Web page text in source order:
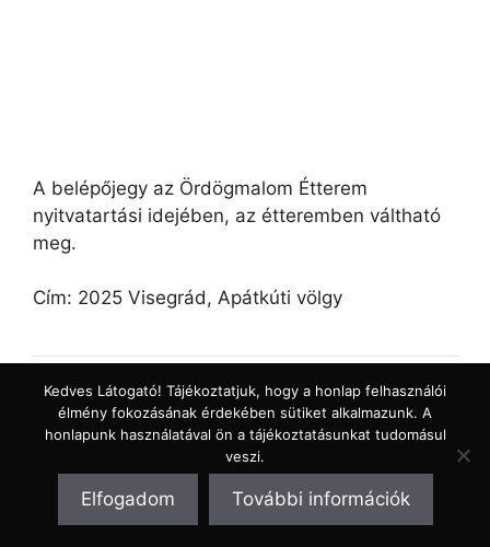
A belépőjegy az Ördögmalom Étterem
nyitvatartási idejében, az étteremben váltható
meg.
Cím: 2025 Visegrád, Apátkúti völgy
Sibrik domb
A római korban Pannónia tartomány északkeleti
részének egy jelentős hadállása a mai Visegrád
területén volt. Visegrád környékén számos a
Kedves Látogató! Tájékoztatjuk, hogy a honlap felhasználói
élmény fokozásának érdekében sütiket alkalmazunk. A
honlapunk használatával ön a tájékoztatásunkat tudomásul
veszi.
Elfogadom További információk